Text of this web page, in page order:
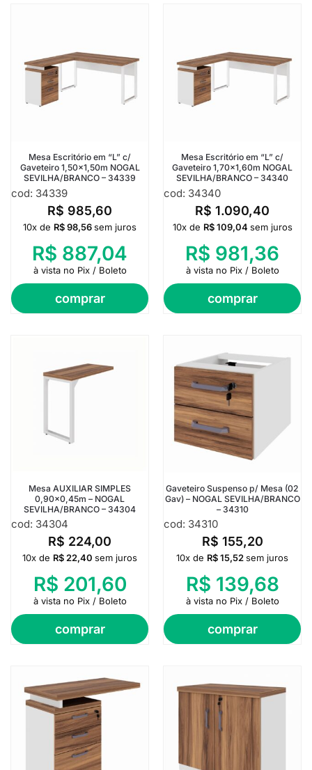
Mesa Escritório em “L” c/
Gaveteiro 1,50×1,50m NOGAL
SEVILHA/BRANCO – 34339
cod: 34339
R$ 985,60
comprar
10x de R$98,56sem juros
R$ 887,04
à vista no Pix / Boleto
Mesa Escritório em “L” c/
Gaveteiro 1,70×1,60m NOGAL
SEVILHA/BRANCO – 34340
cod: 34340
R$ 1.090,40
comprar
10x de R$109,04 sem juros
R$ 981,36
à vista no Pix / Boleto
Mesa AUXILIAR SIMPLES
0,90×0,45m – NOGAL
SEVILHA/BRANCO – 34304
cod: 34304
R$ 224,00
comprar
10x de R$22,40 sem juros
R$ 201,60
à vista no Pix / Boleto
Gaveteiro Suspenso p/ Mesa (02
Gav) – NOGAL SEVILHA/BRANCO
– 34310
cod: 34310
R$ 155,20
comprar
10x de R$15,52sem juros
R$ 139,68
à vista no Pix / Boleto